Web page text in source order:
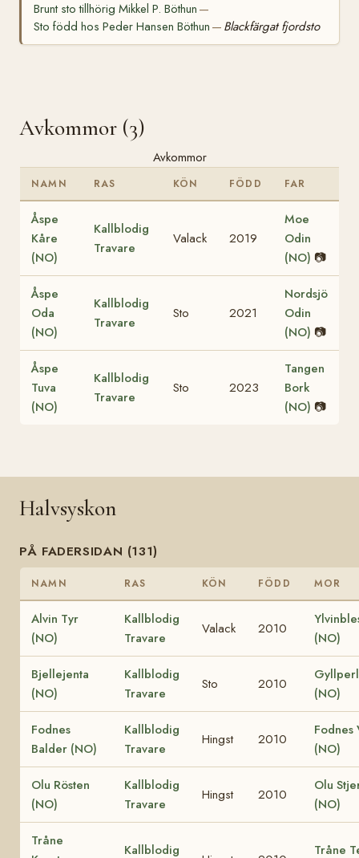
Brunt sto tillhörig Mikkel P. Böthun —
Sto född hos Peder Hansen Böthun — Blackfärgat fjordsto
Avkommor (3)
Avkommor
NAMN RAS KÖN FÖDD FAR
Åspe
Kåre
(NO)
Kallblodig
Travare
Valack 2019
Moe
Odin
(NO) 📷
Åspe
Oda
(NO)
Kallblodig
Travare
Sto 2021
Nordsjö
Odin
(NO) 📷
Åspe
Tuva
(NO)
Kallblodig
Travare
Sto 2023
Tangen
Bork
(NO) 📷
Halvsyskon
PÅ FADERSIDAN (131)
NAMN RAS KÖN FÖDD MOR
Alvin Tyr
(NO)
Kallblodig
Travare
Valack 2010
(NO)
Bjellejenta
(NO)
Kallblodig
Travare
Sto 2010
(NO)
Fodnes
Balder (NO)
Kallblodig
Travare
Hingst 2010
Fodnes
(NO)
Olu Rösten
(NO)
Kallblodig
Travare
Hingst 2010
Olu
(NO)
Tråne
Kallblodig Tråne